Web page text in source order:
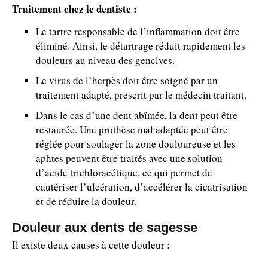
Traitement chez le dentiste :
Le tartre responsable de l’inflammation doit être
éliminé. Ainsi, le détartrage réduit rapidement les
douleurs au niveau des gencives.
Le virus de l’herpès doit être soigné par un
traitement adapté, prescrit par le médecin traitant.
Dans le cas d’une dent abîmée, la dent peut être
restaurée. Une prothèse mal adaptée peut être
réglée pour soulager la zone douloureuse et les
aphtes peuvent être traités avec une solution
d’acide trichloracétique, ce qui permet de
cautériser l’ulcération, d’accélérer la cicatrisation
et de réduire la douleur.
Douleur aux dents de sagesse
Il existe deux causes à cette douleur :